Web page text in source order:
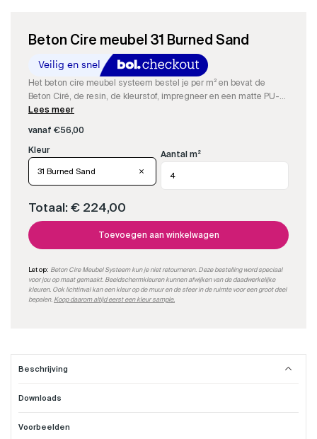
Beton Cire meubel 31 Burned Sand
Het beton cire meubel systeem bestel je per m² en bevat de
Beton Ciré, de resin, de kleurstof, impregneer en een matte PU-
sealer om een compleet waterdicht Beton Cire meubel te maken.
Lees meer
vanaf €56,00
31 Burned Sand
Aantal m²
Totaal: € 224,00
Toevoegen aan winkelwagen
Let op: Beton Cire Meubel Systeem kun je niet retourneren. Deze bestelling word speciaal
voor jou op maat gemaakt. Beeldschermkleuren kunnen afwijken van de daadwerkelijke
kleuren. Ook lichtinval kan een kleur op de muur en de sfeer in de ruimte voor een groot deel
bepalen. Koop daarom altijd eerst een kleur sample.
Beschrijving
Downloads
Voorbeelden
Beton Cire voor op je meubel
DitBeton Ciré meubel systeem